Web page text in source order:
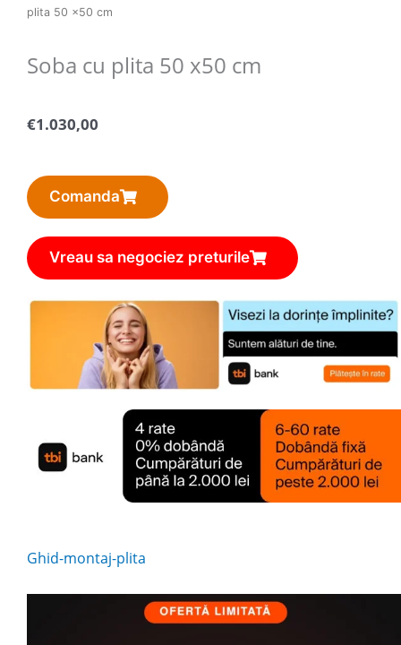
plita 50 x50 cm
Soba cu plita 50 x50 cm
€1.030,00
Comanda
Vreau sa negociez preturile
Ghid-montaj-plita